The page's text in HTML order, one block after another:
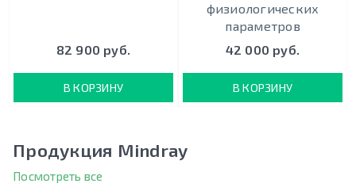
82 900 руб.
В КОРЗИНУ
физиологических
параметров
42 000 руб.
В КОРЗИНУ
Продукция Mindray
Посмотреть все